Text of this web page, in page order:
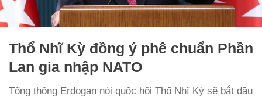
Thổ Nhĩ Kỳ đồng ý phê chuẩn Phần
Lan gia nhập NATO
Tổng thống Erdogan nói quốc hội Thổ Nhĩ Kỳ sẽ bắt đầu